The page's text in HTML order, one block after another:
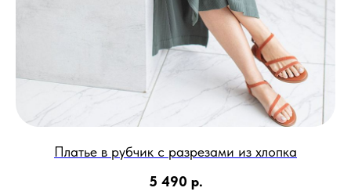
Платье в рубчик с разрезами из хлопка
5 490 р.